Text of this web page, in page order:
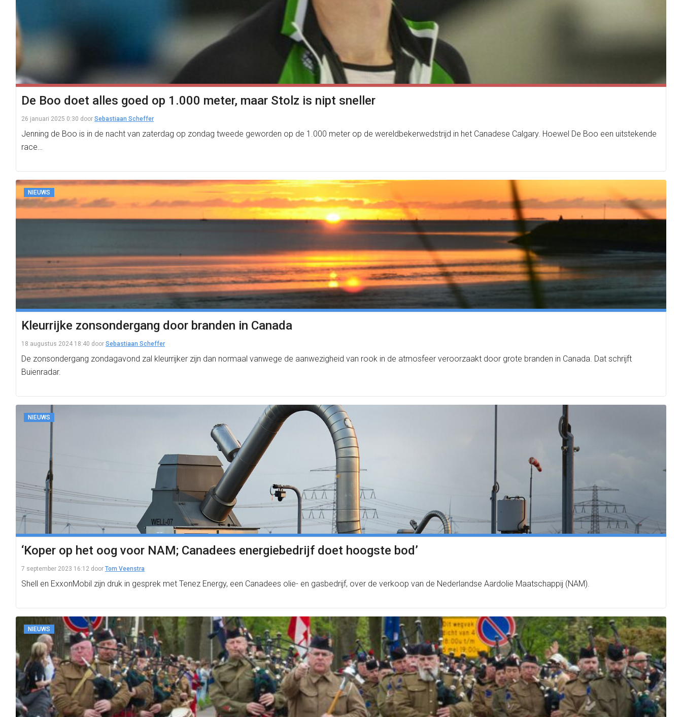
De Boo doet alles goed op 1.000 meter, maar Stolz is nipt sneller
26 januari 2025 0:30 door Sebastiaan Scheffer
Jenning de Boo is in de nacht van zaterdag op zondag tweede geworden op de 1.000 meter op de wereldbekerwedstrijd in het Canadese Calgary. Hoewel De Boo een uitstekende
race…
NIEUWS
Kleurrijke zonsondergang door branden in Canada
18 augustus 2024 18:40 door Sebastiaan Scheffer
De zonsondergang zondagavond zal kleurrijker zijn dan normaal vanwege de aanwezigheid van rook in de atmosfeer veroorzaakt door grote branden in Canada. Dat schrijft
Buienradar.
NIEUWS
‘Koper op het oog voor NAM; Canadees energiebedrijf doet hoogste bod’
7 september 2023 16:12 door Tom Veenstra
Shell en ExxonMobil zijn druk in gesprek met Tenez Energy, een Canadees olie- en gasbedrijf, over de verkoop van de Nederlandse Aardolie Maatschappij (NAM).
NIEUWS